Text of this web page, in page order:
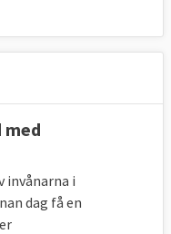
med
invånarna i
dag få en